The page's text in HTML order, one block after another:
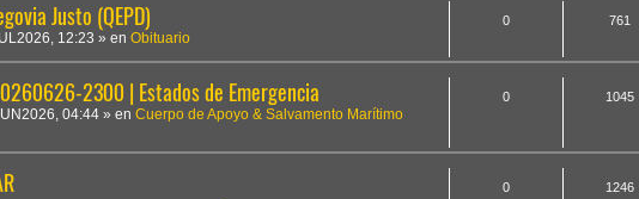
Justo (QEPD)
12:23 » en Obituario
0 761
2300 | Estados de Emergencia
04:44 » en Cuerpo de Apoyo & Salvamento Marítimo
0 1045
0 1246